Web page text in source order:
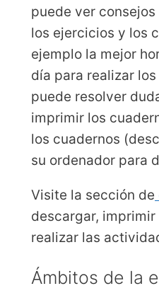
puede ver
los ejercicios y los
ejemplo la mejor
día para realizar
puede resolver
imprimir los
los cuadernos
su ordenador para
Visite la sección de
descargar, imprimir
realizar las
Ámbitos de la